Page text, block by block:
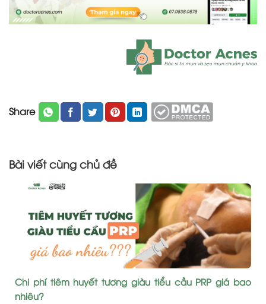
Share
Bài viết cùng chủ đề
Chi phí tiêm huyết tương giàu tiểu cầu PRP giá bao
nhiêu?